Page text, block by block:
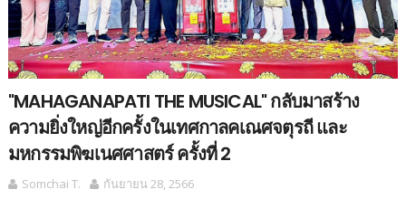
"MAHAGANAPATI THE MUSICAL" กลับมาสร้าง
ความยิ่งใหญ่อีกครั้งในเทศกาลคเณศจตุรถี และ
มหกรรมพิฆเนศศาสตร์ ครั้งที่ 2
Somchai T.
กันยายน 28, 2566